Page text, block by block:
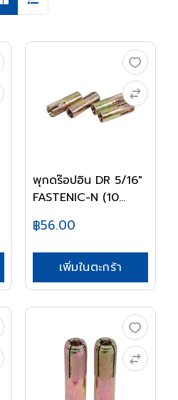
พุกดร๊อปอิน DR 5/16"
FASTENIC-N (10...
฿56.00
เพิ่มในตะกร้า